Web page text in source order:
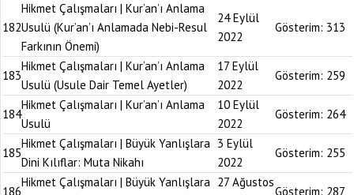
182
Hikmet Çalışmaları | Kur’an’ı Anlama
Usulü (Kur’an’ı Anlamada Nebi-Resul
Farkının Önemi)
24 Eylül
2022
Gösterim: 313
183
Hikmet Çalışmaları | Kur’an’ı Anlama
Usulü (Usule Dair Temel Ayetler)
17 Eylül
2022
Gösterim: 259
184
Hikmet Çalışmaları | Kur’an’ı Anlama
Usulü
10 Eylül
2022
Gösterim: 264
185
Hikmet Çalışmaları | Büyük Yanlışlara
Dini Kılıflar: Muta Nikahı
3 Eylül
2022
Gösterim: 255
186
Hikmet Çalışmaları | Büyük Yanlışlara 27 Ağustos
Gösterim: 287